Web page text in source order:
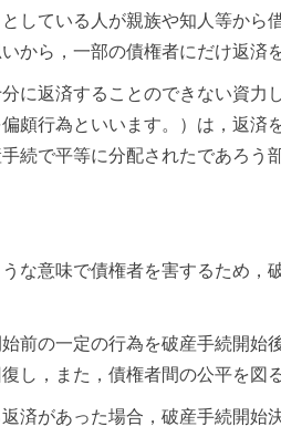
している人が親族や知人等から
から，一部の債権者にだけ返済
に返済することのできない資力
頗行為といいます。）は，返済
続で平等に分配されたであろう
な意味で債権者を害するため，
前の一定の行為を破産手続開始
し，また，債権者間の公平を図
済があった場合，破産手続開始